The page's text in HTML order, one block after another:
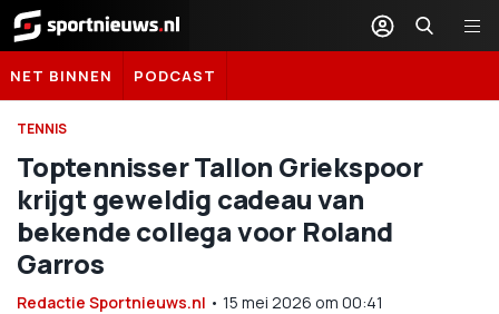
Sportnieuws.nl
NET BINNEN PODCAST
TENNIS
Toptennisser Tallon Griekspoor
krijgt geweldig cadeau van
bekende collega voor Roland
Garros
Redactie Sportnieuws.nl • 15 mei 2026 om 00:41